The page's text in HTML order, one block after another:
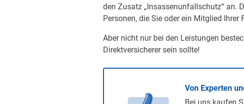
den Zusatz „Insassenunfallschutz“ an.
Personen, die Sie oder ein Mitglied
Aber nicht nur bei den Leistungen
Direktversicherer sein sollte!
Von Experten